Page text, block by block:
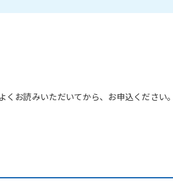
お読みいただいてから、お申込ください。